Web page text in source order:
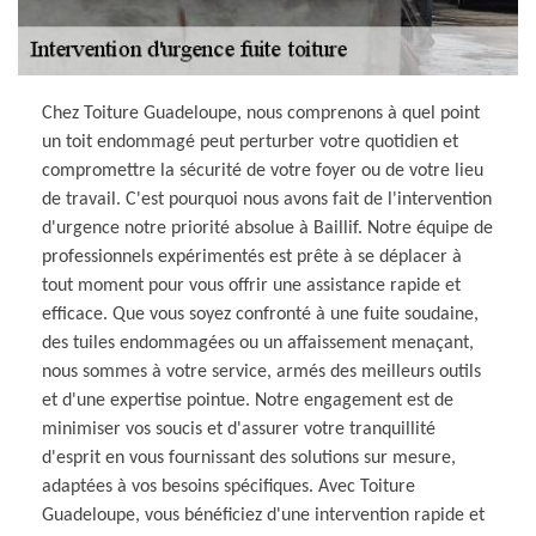
Chez Toiture Guadeloupe, nous comprenons à quel point
un toit endommagé peut perturber votre quotidien et
compromettre la sécurité de votre foyer ou de votre lieu
de travail. C'est pourquoi nous avons fait de l'intervention
d'urgence notre priorité absolue à Baillif. Notre équipe de
professionnels expérimentés est prête à se déplacer à
tout moment pour vous offrir une assistance rapide et
efficace. Que vous soyez confronté à une fuite soudaine,
des tuiles endommagées ou un affaissement menaçant,
nous sommes à votre service, armés des meilleurs outils
et d'une expertise pointue. Notre engagement est de
minimiser vos soucis et d'assurer votre tranquillité
d'esprit en vous fournissant des solutions sur mesure,
adaptées à vos besoins spécifiques. Avec Toiture
Guadeloupe, vous bénéficiez d'une intervention rapide et